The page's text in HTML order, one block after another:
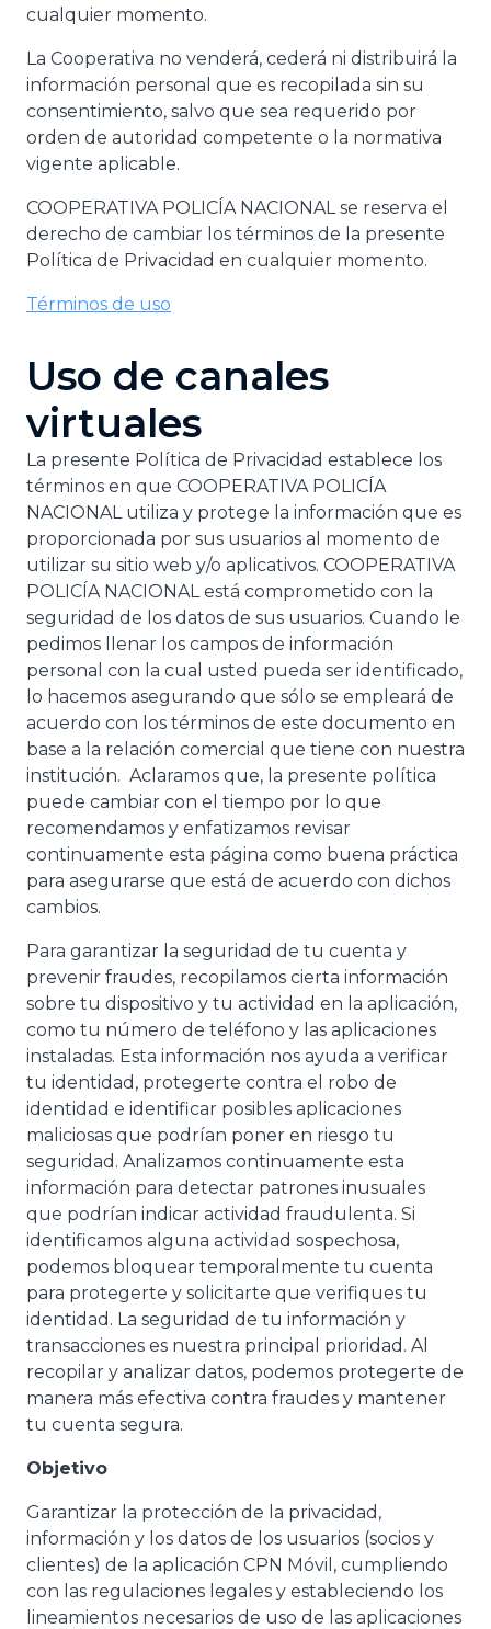
cualquier momento.
La Cooperativa no venderá, cederá ni distribuirá la
información personal que es recopilada sin su
consentimiento, salvo que sea requerido por
orden de autoridad competente o la normativa
vigente aplicable.
COOPERATIVA POLICÍA NACIONAL se reserva el
derecho de cambiar los términos de la presente
Política de Privacidad en cualquier momento.
Términos de uso
Uso de canales
virtuales
La presente Política de Privacidad establece los
términos en que COOPERATIVA POLICÍA
NACIONAL utiliza y protege la información que es
proporcionada por sus usuarios al momento de
utilizar su sitio web y/o aplicativos. COOPERATIVA
POLICÍA NACIONAL está comprometido con la
seguridad de los datos de sus usuarios. Cuando le
pedimos llenar los campos de información
personal con la cual usted pueda ser identificado,
lo hacemos asegurando que sólo se empleará de
acuerdo con los términos de este documento en
base a la relación comercial que tiene con nuestra
institución. Aclaramos que, la presente política
puede cambiar con el tiempo por lo que
recomendamos y enfatizamos revisar
continuamente esta página como buena práctica
para asegurarse que está de acuerdo con dichos
cambios.
Para garantizar la seguridad de tu cuenta y
prevenir fraudes, recopilamos cierta información
sobre tu dispositivo y tu actividad en la aplicación,
como tu número de teléfono y las aplicaciones
instaladas. Esta información nos ayuda a verificar
tu identidad, protegerte contra el robo de
identidad e identificar posibles aplicaciones
maliciosas que podrían poner en riesgo tu
seguridad. Analizamos continuamente esta
información para detectar patrones inusuales
que podrían indicar actividad fraudulenta. Si
identificamos alguna actividad sospechosa,
podemos bloquear temporalmente tu cuenta
para protegerte y solicitarte que verifiques tu
identidad. La seguridad de tu información y
transacciones es nuestra principal prioridad. Al
recopilar y analizar datos, podemos protegerte de
manera más efectiva contra fraudes y mantener
tu cuenta segura.
Objetivo
Garantizar la protección de la privacidad,
información y los datos de los usuarios (socios y
clientes) de la aplicación CPN Móvil, cumpliendo
con las regulaciones legales y estableciendo los
lineamientos necesarios de uso de las aplicaciones